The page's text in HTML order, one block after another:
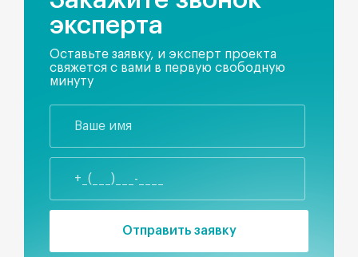
эксперта
Оставьте заявку, и эксперт проекта
свяжется с вами в первую свободную
минуту
Отправить заявку